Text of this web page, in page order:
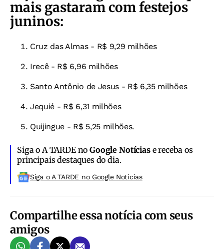
mais gastaram com festejos
juninos:
Cruz das Almas - R$ 9,29 milhões
Irecê - R$ 6,96 milhões
Santo Antônio de Jesus - R$ 6,35 milhões
Jequié - R$ 6,31 milhões
Quijingue - R$ 5,25 milhões.
Siga o A TARDE noGoogle Notíciase receba os
principais destaques do dia.
Siga o A TARDE no Google Noticias
Compartilhe essa notícia com seus
amigos